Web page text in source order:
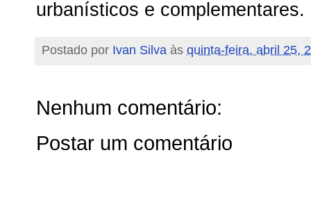
urbanísticos e complementares.
Postado por Ivan Silva às quinta-feira, abril 25,
Nenhum comentário:
Postar um comentário